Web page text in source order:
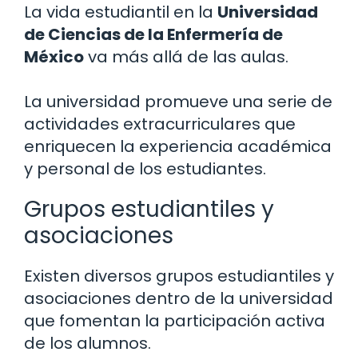
La vida estudiantil en la Universidad
de Ciencias de la Enfermería de
Méxicova más allá de las aulas.
La universidad promueve una serie de
actividades extracurriculares que
enriquecen la experiencia académica
y personal de los estudiantes.
Grupos estudiantiles y
asociaciones
Existen diversos grupos estudiantiles y
asociaciones dentro de la universidad
que fomentan la participación activa
de los alumnos.